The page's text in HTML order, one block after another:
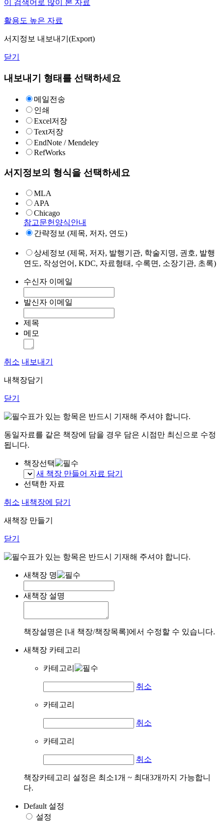
이 검색어로 많이 본 자료
활용도 높은 자료
서지정보 내보내기(Export)
닫기
내보내기 형태를 선택하세요
메일전송
인쇄
Excel저장
Text저장
EndNote / Mendeley
RefWorks
서지정보의 형식을 선택하세요
MLA
APA
Chicago
참고문헌양식안내
간략정보 (제목, 저자, 연도)
상세정보 (제목, 저자, 발행기관, 학술지명, 권호, 발행
연도, 작성언어, KDC, 자료형태, 수록면, 소장기관, 초록)
수신자 이메일
발신자 이메일
제목
메모
취소 내보내기
내책장담기
닫기
표가 있는 항목은 반드시 기재해 주셔야 합니다.
동일자료를 같은 책장에 담을 경우 담은 시점만 최신으로 수정
됩니다.
책장선택
새 책장 만들어 자료 담기
선택한 자료
취소 내책장에 담기
새책장 만들기
닫기
표가 있는 항목은 반드시 기재해 주셔야 합니다.
새책장 명
새책장 설명
책장설명은 [내 책장/책장목록]에서 수정할 수 있습니다.
새책장 카테고리
카테고리
취소
카테고리
취소
카테고리
취소
책장카테고리 설정은 최소1개 ~ 최대3개까지 가능합니
다.
Default 설정
설정